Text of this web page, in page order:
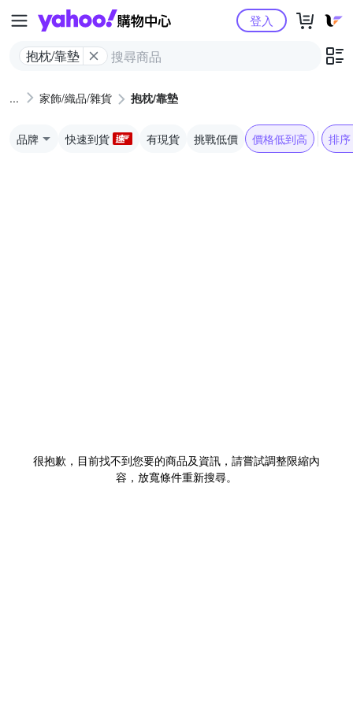
Yahoo購物中心
抱枕/靠墊
登入
家飾/織品/雜貨 抱枕/靠墊
品牌 快速到貨 有現貨 挑戰低價 價格低到高 排序
很抱歉，目前找不到您要的商品及資訊，請嘗試調整限縮內
容，放寬條件重新搜尋。